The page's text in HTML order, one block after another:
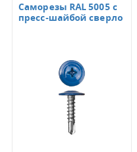
Саморезы RAL 5005 с
пресс-шайбой сверло